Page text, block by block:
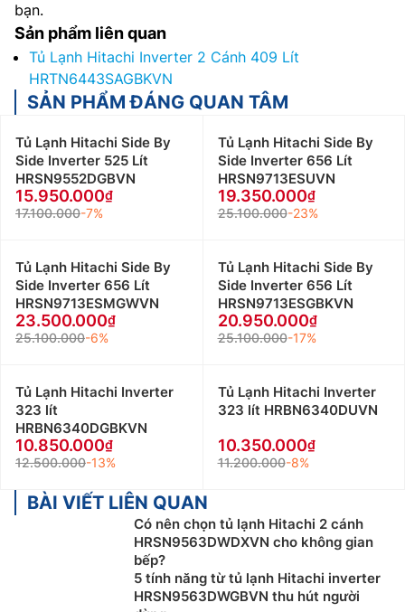
bạn.
Sản phẩm liên quan
Tủ Lạnh Hitachi Inverter 2 Cánh 409 Lít
HRTN6443SAGBKVN
SẢN PHẨM ĐÁNG QUAN TÂM
Tủ Lạnh Hitachi Side By
Side Inverter 525 Lít
HRSN9552DGBVN
15.950.000
17.100.000-7%
Tủ Lạnh Hitachi Side By
Side Inverter 656 Lít
HRSN9713ESUVN
19.350.000
25.100.000-23%
Tủ Lạnh Hitachi Side By
Side Inverter 656 Lít
HRSN9713ESMGWVN
23.500.000
25.100.000-6%
Tủ Lạnh Hitachi Side By
Side Inverter 656 Lít
HRSN9713ESGBKVN
20.950.000
25.100.000-17%
Tủ Lạnh Hitachi Inverter
323 lít
HRBN6340DGBKVN
10.850.000
12.500.000-13%
Tủ Lạnh Hitachi Inverter
323 lít HRBN6340DUVN
10.350.000
11.200.000-8%
BÀI VIẾT LIÊN QUAN
Có nên chọn tủ lạnh Hitachi 2 cánh
HRSN9563DWDXVN cho không gian
bếp?
5 tính năng từ tủ lạnh Hitachi inverter
HRSN9563DWGBVN thu hút người